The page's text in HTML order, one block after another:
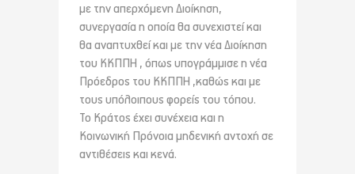
με την απερχόμενη Διοίκηση,
συνεργασία η οποία θα συνεχιστεί και
θα αναπτυχθεί και με την νέα Διοίκηση
του ΚΚΠΠΗ , όπως υπογράμμισε η νέα
Πρόεδρος του ΚΚΠΠΗ ,καθώς και με
τους υπόλοιπους φορείς του τόπου.
Το Κράτος έχει συνέχεια και η
Κοινωνική Πρόνοια μηδενική αντοχή σε
αντιθέσεις και κενά.